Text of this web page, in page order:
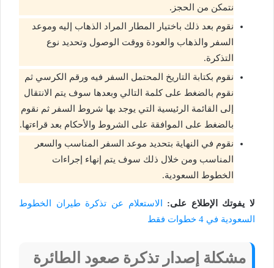
نتمكن من الحجز.
نقوم بعد ذلك باختيار المطار المراد الذهاب إليه وموعد
السفر والذهاب والعودة ووقت الوصول وتحديد نوع
التذكرة.
نقوم بكتابة التاريخ المحتمل السفر فيه ورقم الكرسي ثم
نقوم بالضغط على كلمة التالي وبعدها سوف يتم الانتقال
إلى القائمة الرئيسية التي يوجد بها شروط السفر ثم نقوم
بالضغط على الموافقة على الشروط والأحكام بعد قراءتها.
نقوم في النهاية بتحديد موعد السفر المناسب والسعر
المناسب ومن خلال ذلك سوف يتم إنهاء إجراءات
الخطوط السعودية.
لا يفوتك الإطلاع على:
الاستعلام عن تذكرة طيران الخطوط
السعودية في 4 خطوات فقط
مشكلة إصدار تذكرة صعود الطائرة